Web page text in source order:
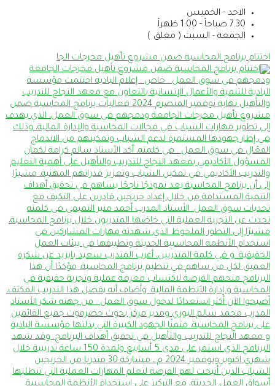
الاحد - الخميس
7.30 صباحاً - 1:00 ظهراً
الجمعة - السبت ( مغلق )
اختتام برنامج المحاسبة ضمن مشروع تأهيل مخرجات الجا